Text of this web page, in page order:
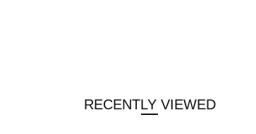
RECENTLY VIEWED